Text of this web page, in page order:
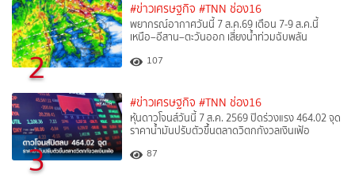
2
#ข่าวเศรษฐกิจ #TNN ช่อง16
พยากรณ์อากาศวันนี้ 7 ส.ค.69 เตือน 7-9 ส.ค.นี้
เหนือ–อีสาน–ตะวันออก เสี่ยงน้ำท่วมฉับพลัน
107
3
#ข่าวเศรษฐกิจ #TNN ช่อง16
หุ้นดาวโจนส์วันนี้ 7 ส.ค. 2569 ปิดร่วงแรง 464.02 จุด
ราคาน้ำมันปรับตัวขึ้นตลาดวิตกกังวลเงินเฟ้อ
87